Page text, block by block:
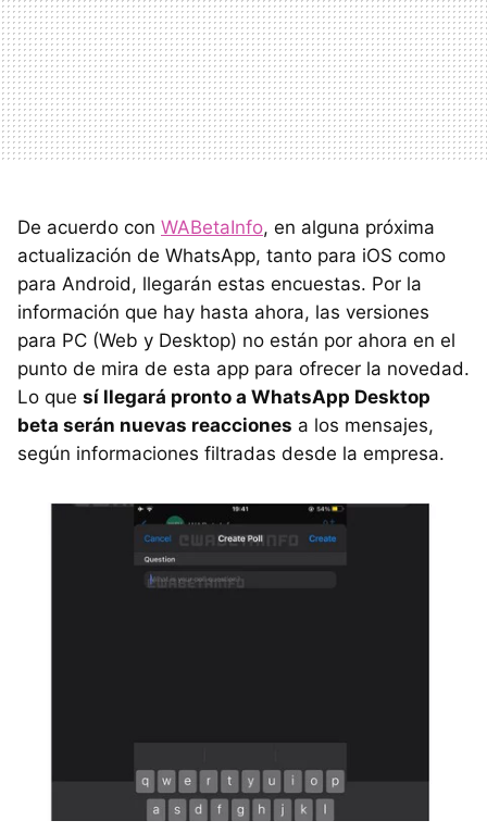
De acuerdo con WABetaInfo, en alguna próxima
actualización de WhatsApp, tanto para iOS como
para Android, llegarán estas encuestas. Por la
información que hay hasta ahora, las versiones
para PC (Web y Desktop) no están por ahora en el
punto de mira de esta app para ofrecer la novedad.
Lo que sí llegará pronto a WhatsApp Desktop
beta serán nuevas reacciones a los mensajes,
según informaciones filtradas desde la empresa.